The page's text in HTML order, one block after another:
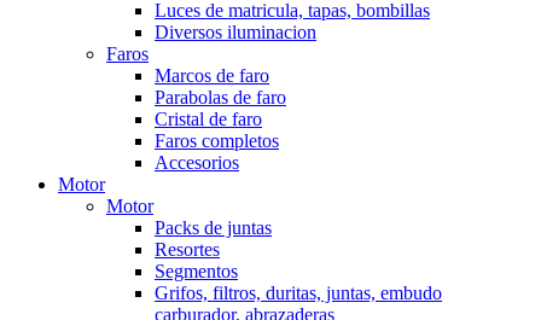
Luces de matricula, tapas, bombillas
Diversos iluminacion
Faros
Marcos de faro
Parabolas de faro
Cristal de faro
Faros completos
Accesorios
Motor
Motor
Packs de juntas
Resortes
Segmentos
Grifos, filtros, duritas, juntas, embudo
carburador, abrazaderas